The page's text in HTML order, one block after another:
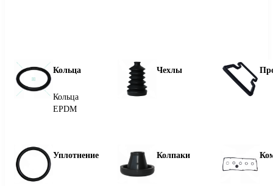
Кольца
Кольца
EPDM
Чехлы
Уплотнение Колпаки